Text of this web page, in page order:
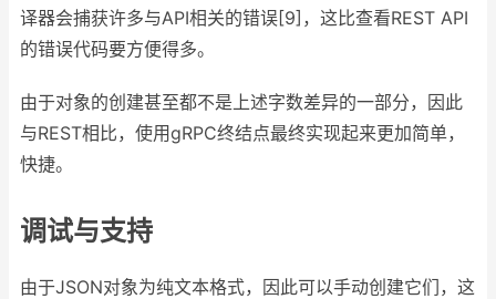
译器会捕获许多与API相关的错误[9]，这比查看REST API
的错误代码要方便得多。
由于对象的创建甚至都不是上述字数差异的一部分，因此
与REST相比，使用gRPC终结点最终实现起来更加简单，
快捷。
调试与支持
由于JSON对象为纯文本格式，因此可以手动创建它们，这